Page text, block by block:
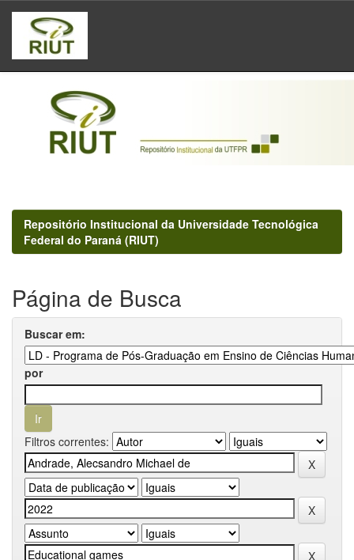
Skip
navigation
Repositório Institucional da Universidade Tecnológica
Federal do Paraná (RIUT)
Página de Busca
Buscar em:
por
Filtros correntes: